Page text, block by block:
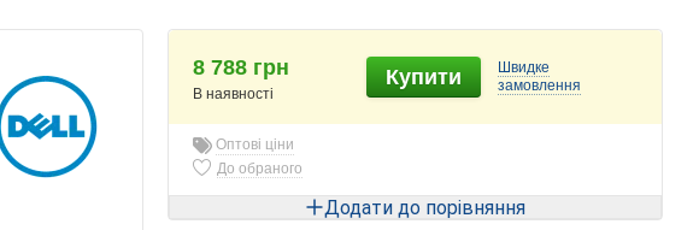
8 788 грн
В наявності
Купити
Швидке
замовлення
Оптові ціни
До обраного
Додати до порівняння